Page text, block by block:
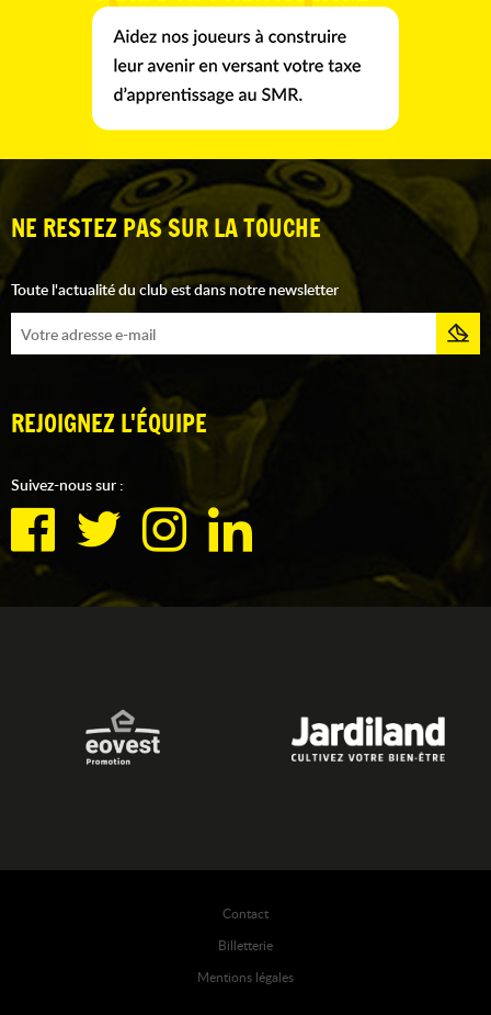
NE RESTEZ PAS SUR LA TOUCHE
Toute l'actualité du club est dans notre newsletter
REJOIGNEZ L'ÉQUIPE
Suivez-nous sur :
Contact
Billetterie
Mentions légales